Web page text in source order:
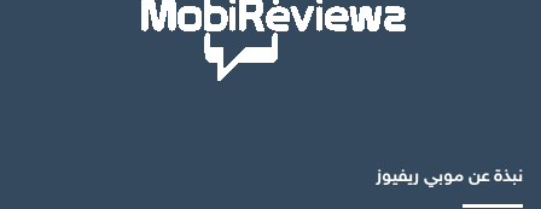
نبذة عن موبي ريفيوز